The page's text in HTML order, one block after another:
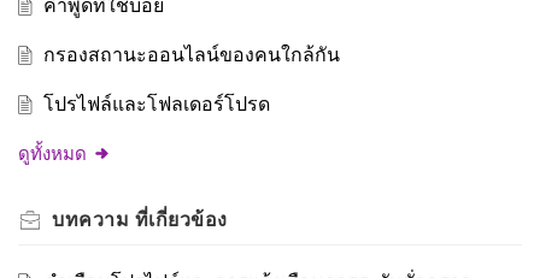
คำพูดที่ใช้บ่อย
กรองสถานะออนไลน์ของคนใกล้กัน
โปรไฟล์และโฟลเดอร์โปรด
ดูทั้งหมด
บทความ ที่เกี่ยวข้อง